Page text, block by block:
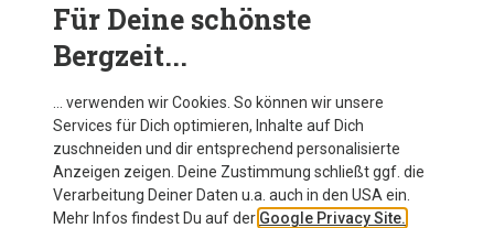
Navigationsmaterial (Topo-Karte,
Gerät) gehören bei größeren Touren in Deinen
Rucksack.
Für Deine schönste
Bergzeit...
… verwenden wir Cookies. So können wir unsere
Services für Dich optimieren, Inhalte auf Dich
zuschneiden und dir entsprechend personalisierte
Anzeigen zeigen. Deine Zustimmung schließt ggf. die
Verarbeitung Deiner Daten u.a. auch in den USA ein.
Mehr Infos findest Du auf der Google Privacy Site.